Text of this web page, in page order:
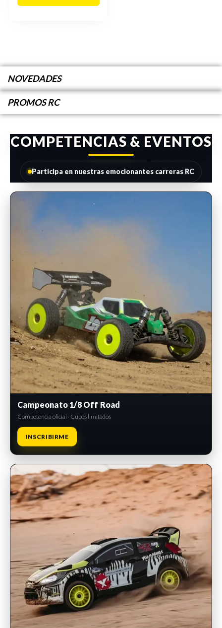
NOVEDADES
PROMOS RC
COMPETENCIAS & EVENTOS
Participa en nuestras emocionantes carreras RC
INSCRIPCIONES ABIERTAS
Campeonato 1/8 Off Road
Competencia oficial · Cupos limitados
INSCRIBIRME
INSCRIPCIONES ABIERTAS